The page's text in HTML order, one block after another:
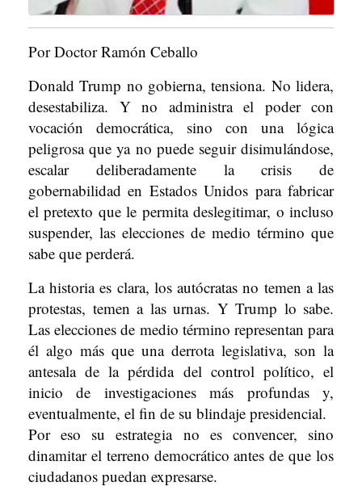
Por Doctor Ramón Ceballo
Donald Trump no gobierna, tensiona. No lidera,
desestabiliza. Y no administra el poder con
vocación democrática, sino con una lógica
peligrosa que ya no puede seguir disimulándose,
escalar deliberadamente la crisis de
gobernabilidad en Estados Unidos para fabricar
el pretexto que le permita deslegitimar, o incluso
suspender, las elecciones de medio término que
sabe que perderá.
La historia es clara, los autócratas no temen a las
protestas, temen a las urnas. Y Trump lo sabe.
Las elecciones de medio término representan para
él algo más que una derrota legislativa, son la
antesala de la pérdida del control político, el
inicio de investigaciones más profundas y,
eventualmente, el fin de su blindaje presidencial.
Por eso su estrategia no es convencer, sino
dinamitar el terreno democrático antes de que los
ciudadanos puedan expresarse.